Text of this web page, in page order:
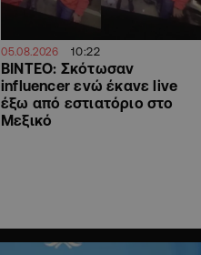
05.08.2026 10:22
ΒΙΝΤΕΟ: Σκότωσαν
influencer ενώ έκανε live
έξω από εστιατόριο στο
Μεξικό